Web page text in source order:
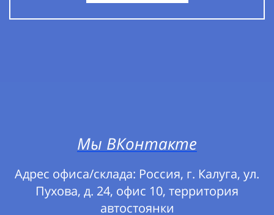
Мы ВКонтакте
Адрес офиса/склада: Россия, г. Калуга, ул.
Пухова, д. 24, офис 10, территория
автостоянки